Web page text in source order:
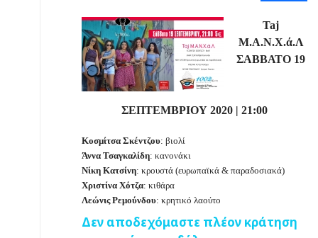
Taj
Μ.Α.Ν.Χ.ά.Λ
ΣΑΒΒΑΤΟ 19
ΣΕΠΤΕΜΒΡΙΟΥ 2020 | 21:00
Κοσμίτσα Σκέντζου: βιολί
Άννα Τσαγκαλίδη: κανονάκι
Νίκη Κατσίνη: κρουστά (ευρωπαϊκά & παραδοσιακά)
Χριστίνα Χότζα: κιθάρα
Λεώνις Ρεμούνδου: κρητικό λαούτο
Δεν αποδεχόμαστε πλέον κράτηση